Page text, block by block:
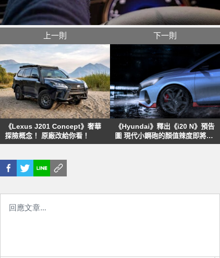
上一則
《Lexus J201 Concept》奢華
探險概念！ 原廠改給你看！
下一則
《Hyundai》釋出《i20 N》預告
圖 現代小鋼砲的顏值辣度即將揭
曉